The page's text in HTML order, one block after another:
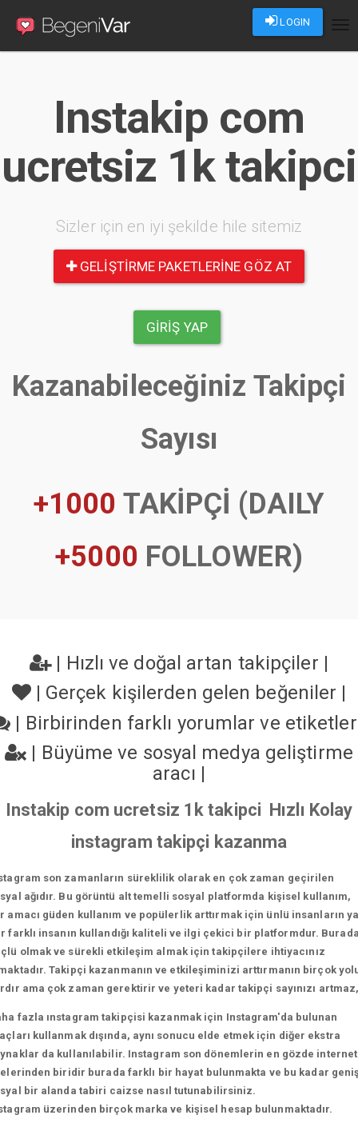
LOGIN
Instakip com
ucretsiz 1k takipci
Sizler için en iyi şekilde hile sitemiz
GELIŞTIRME PAKETLERINE GÖZ AT
GIRIŞ YAP
Kazanabileceğiniz Takipçi
Sayısı
+1000 TAKİPÇİ (DAILY
+5000 FOLLOWER)
| Hızlı ve doğal artan takipçiler |
| Gerçek kişilerden gelen beğeniler |
| Birbirinden farklı yorumlar ve
| Büyüme ve sosyal medya geliştirme
aracı |
Instakip com ucretsiz 1k takipci Hızlı Kolay
instagram takipçi kazanma
son zamanların süreklilik olarak en çok zaman geçirilen
ağıdır. Bu görüntü alt temelli sosyal platformda kişisel kullanım,
amacı güden kullanım ve popülerlik arttırmak için ünlü insanların
farklı insanın kullandığı kaliteli ve ilgi çekici bir platformdur.
olmak ve sürekli etkileşim almak için takipçilere ihtiyacınız
Takipçi kazanmanın ve etkileşiminizi arttırmanın birçok
ama çok zaman gerektirir ve yeteri kadar takipçi sayınızı
fazla ınstagram takipçisi kazanmak için Instagram'da bulunan
kullanmak dışında, aynı sonucu elde etmek için diğer ekstra
da kullanılabilir. Instagram son dönemlerin en gözde internet
biridir burada farklı bir hayat bulunmakta ve bu kadar
bir alanda tabiri caizse nasıl tutunabilirsiniz.
üzerinden birçok marka ve kişisel hesap bulunmaktadır.